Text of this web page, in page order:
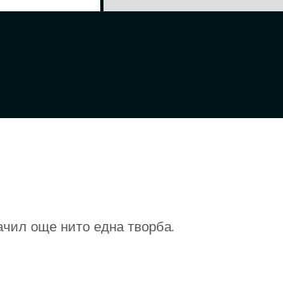
още нито една творба.